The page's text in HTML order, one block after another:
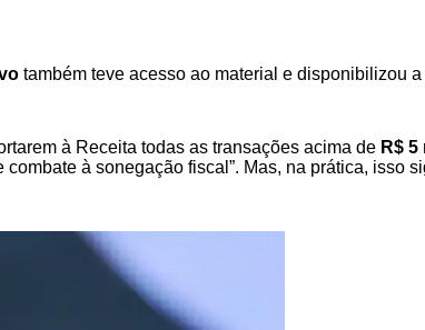
também teve acesso ao material e disponibilizou
à Receita todas as transações acima de R$
à sonegação fiscal”. Mas, na prática, isso